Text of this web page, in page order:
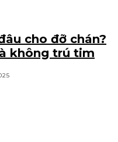
cho đỡ chán?
không trú tim